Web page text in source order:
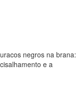
negros na brana:
e a